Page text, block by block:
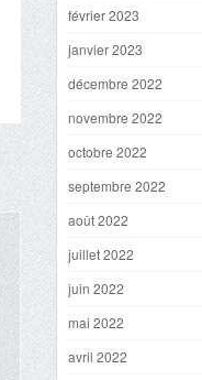
février 2023
janvier 2023
décembre 2022
novembre 2022
octobre 2022
septembre 2022
août 2022
juillet 2022
juin 2022
mai 2022
avril 2022